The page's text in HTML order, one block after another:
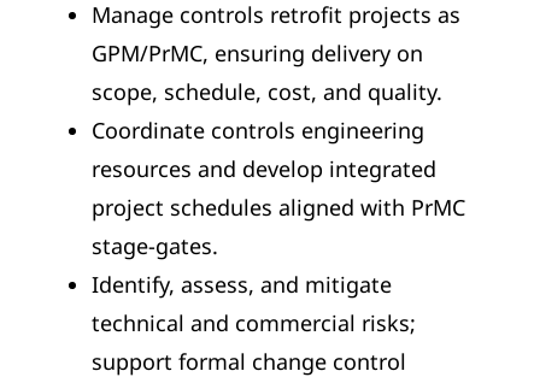
Manage controls retrofit projects as
GPM/PrMC, ensuring delivery on
scope, schedule, cost, and quality.
Coordinate controls engineering
resources and develop integrated
project schedules aligned with PrMC
stage-gates.
Identify, assess, and mitigate
technical and commercial risks;
support formal change control